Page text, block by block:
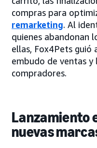
compras para
remarketing. Al
quienes abandonan
ellas, Fox4Pets guió
embudo de ventas y
compradores.
Lanzamiento
nuevas